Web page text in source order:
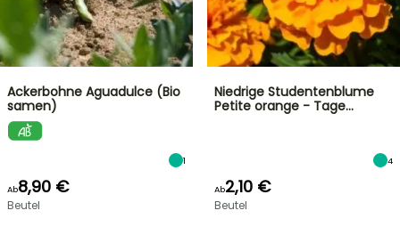
Ackerbohne Aguadulce (Bio
samen)
1
Ab8,90 €
Beutel
Niedrige Studentenblume
Petite orange - Tage…
4
Ab2,10 €
Beutel